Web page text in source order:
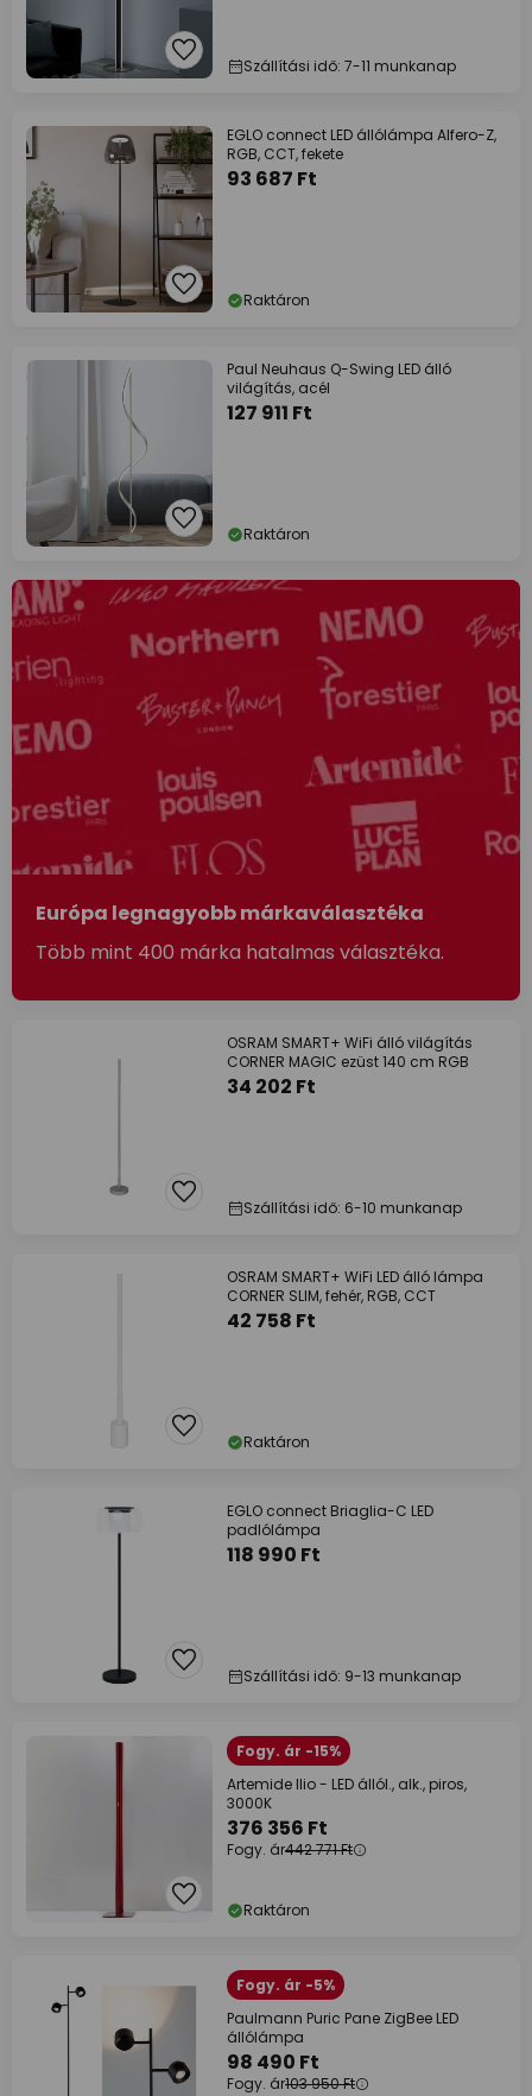
Szállítási idő: 7-11 munkanap
EGLO connect LED állólámpa Alfero-Z,
RGB, CCT, fekete
93 687 Ft
Raktáron
Paul Neuhaus Q-Swing LED álló
világítás, acél
127 911 Ft
Raktáron
Európa legnagyobb márkaválasztéka
Több mint 400 márka hatalmas választéka.
OSRAM SMART+ WiFi álló világítás
CORNER MAGIC ezüst 140 cm RGB
34 202 Ft
Szállítási idő: 6-10 munkanap
OSRAM SMART+ WiFi LED álló lámpa
CORNER SLIM, fehér, RGB, CCT
42 758 Ft
Raktáron
EGLO connect Briaglia-C LED
padlólámpa
118 990 Ft
Szállítási idő: 9-13 munkanap
Fogy. ár -15%
Artemide Ilio - LED állól., alk., piros,
3000K
376 356 Ft
Fogy. ár442 771 Ft
Raktáron
Fogy. ár -5%
Paulmann Puric Pane ZigBee LED
állólámpa
98 490 Ft
Fogy. ár103 950 Ft